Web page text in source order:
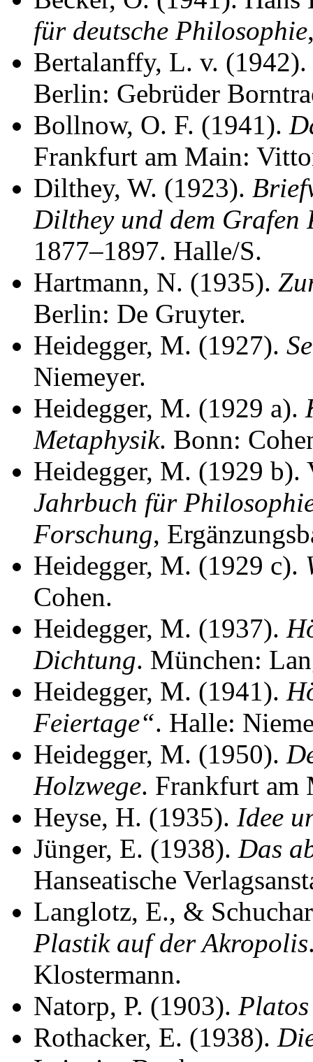
für deutsche Philosophie
Bertalanffy, L. v. (1942).
Berlin: Gebrüder
Bollnow, O. F. (1941).
Frankfurt am Main:
Dilthey, W. (1923).
Dilthey und dem Grafen
1877–1897. Halle/S.
Hartmann, N. (1935).
Berlin: De Gruyter.
Heidegger, M. (1927).
Niemeyer.
Heidegger, M. (1929 a).
Metaphysik. Bonn:
Heidegger, M. (1929 b).
Jahrbuch für
Forschung,
Heidegger, M. (1929 c).
Cohen.
Heidegger, M. (1937).
Dichtung. München:
Heidegger, M. (1941).
Feiertage“. Halle:
Heidegger, M. (1950).
Holzwege. Frankfurt am
Heyse, H. (1935). Idee
Jünger, E. (1938). Das
Hanseatische
Langlotz, E., &
Plastik auf der Akropolis
Klostermann.
Natorp, P. (1903).
Rothacker, E. (1938).